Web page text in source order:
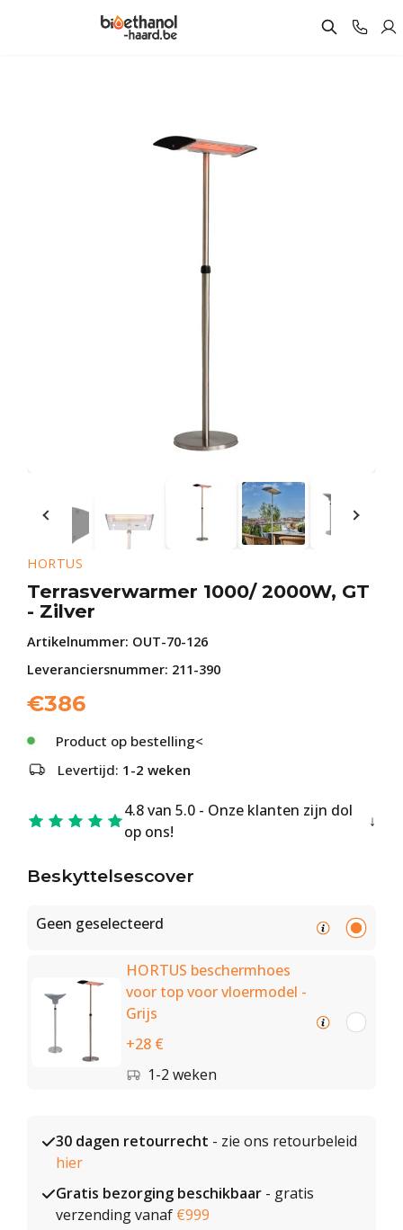
HORTUS
Terrasverwarmer 1000/ 2000W, GT
- Zilver
Artikelnummer: OUT-70-126
Leveranciersnummer: 211-390
€386
Product op bestelling<
Levertijd: 1-2 weken
4.8 van 5.0 - Onze klanten zijn dol
op ons!
Beskyttelsescover
Geen geselecteerd
HORTUS beschermhoes
voor top voor vloermodel -
Grijs
+28 €
1-2 weken
30 dagen retourrecht - zie ons retourbeleid
hier
Gratis bezorging beschikbaar - gratis
verzending vanaf €999